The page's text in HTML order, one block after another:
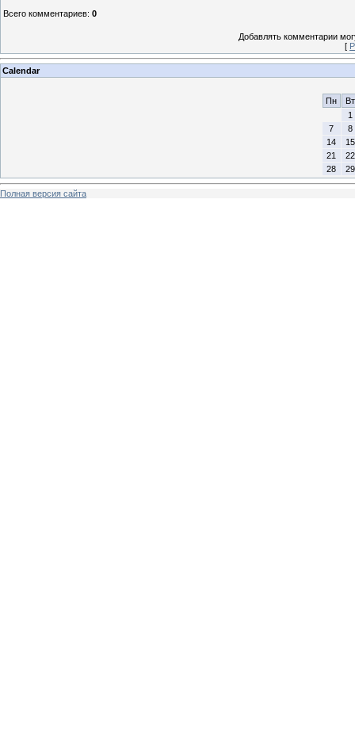
Всего комментариев: 0
Добавлять комментарии
[
Calendar
Пн
Вт
1
7
8
14
15
21
22
28
29
Полная версия сайта